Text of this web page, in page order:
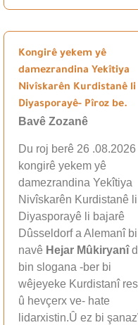
Kongirê yekem yê
damezrandina Yekîtiya
Nivîskarên Kurdistanê li
Diyasporayê- Pîroz be.
Bavê Zozanê
Du roj berê 26 .08.2026
kongirê yekem yê
damezrandina Yekîtiya
Nivîskarên Kurdistanê li
Diyasporayê li bajarê
Dûsseldorf a Alemanî bi
navê Hejar Mûkiryanî
bin slogana -ber bi
wêjeyeke Kurdistanî
û hevçerx ve- hate
lidarxistin.Û ez bi